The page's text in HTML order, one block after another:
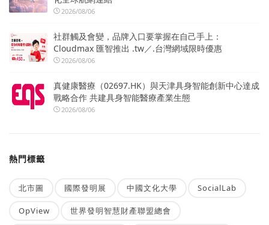
2026/08/06
社群觸及會變，品牌入口要掌握在自己手上：
Cloudmax 匯智推出 .tw／.台灣網域限時優惠
2026/08/06
真健康醫療（02697.HK）與天津具身智能創新中心達成
戰略合作 共建具身智能醫療產業生態
2026/08/06
熱門標籤
北市圖 國際發明展 中國文化大學 SocialLab
OpView 世界發明智慧財產聯盟總會